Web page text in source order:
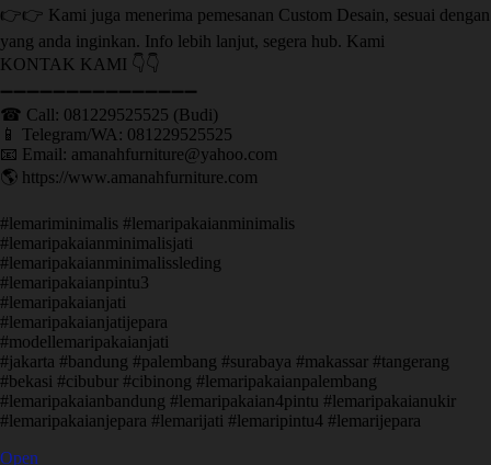
👉👉 Kami juga menerima pemesanan Custom Desain, sesuai dengan
yang anda inginkan. Info lebih lanjut, segera hub. Kami
KONTAK KAMI 👇👇
➖➖➖➖➖➖➖➖➖➖➖➖➖➖➖ ㅤ
☎ Call: 081229525525 (Budi)
📱 Telegram/WA: 081229525525
📧 Email: amanahfurniture@yahoo.com
🌎 https://www.amanahfurniture.com
#lemariminimalis #lemaripakaianminimalis
#lemaripakaianminimalisjati
#lemaripakaianminimalissleding
#lemaripakaianpintu3
#lemaripakaianjati
#lemaripakaianjatijepara
#modellemaripakaianjati
#jakarta #bandung #palembang #surabaya #makassar #tangerang
#bekasi #cibubur #cibinong #lemaripakaianpalembang
#lemaripakaianbandung #lemaripakaian4pintu #lemaripakaianukir
#lemaripakaianjepara #lemarijati #lemaripintu4 #lemarijepara
Open